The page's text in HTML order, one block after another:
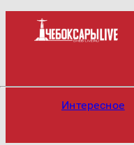
Интересное